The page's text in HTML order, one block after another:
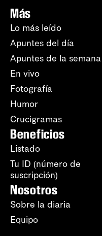
Más
Lo más leído
Apuntes del día
Apuntes de la semana
En vivo
Fotografía
Humor
Crucigramas
Beneficios
Listado
Tu ID (número de
suscripción)
Nosotros
Sobre la diaria
Equipo